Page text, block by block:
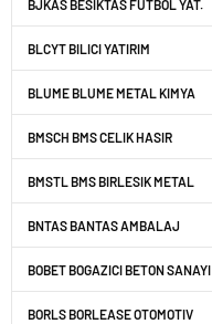
BJKAS BESIKTAS FUTBOL YAT.
BLCYT BILICI YATIRIM
BLUME BLUME METAL KIMYA
BMSCH BMS CELIK HASIR
BMSTL BMS BIRLESIK METAL
BNTAS BANTAS AMBALAJ
BOBET BOGAZICI BETON SANAYI
BORLS BORLEASE OTOMOTIV